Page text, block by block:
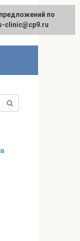
по
clinic@cp9.ru